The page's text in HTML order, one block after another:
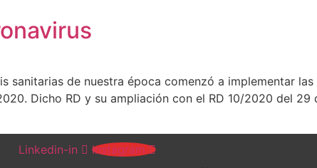
sanitarias de nuestra época comenzó a implementar
Dicho RD y su ampliación con el RD 10/2020 del
Linkedin-in Instagram